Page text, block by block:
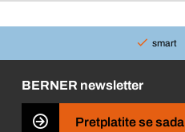
smart
BERNER newsletter
Pretplatite se sada